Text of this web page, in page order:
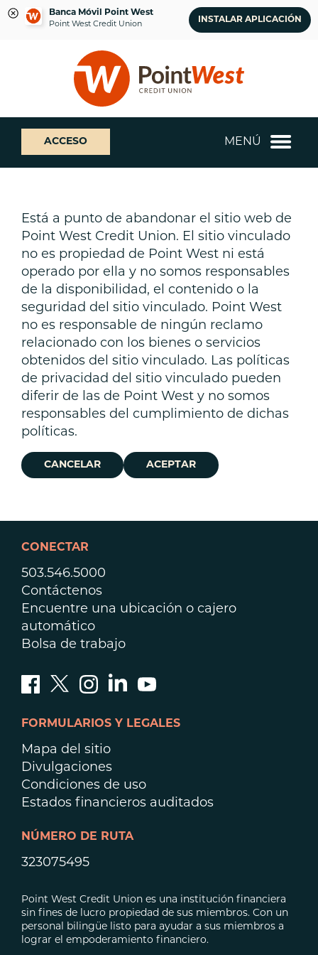
Banca Móvil Point West
Point West Credit Union
INSTALAR APLICACIÓN
sesión
banca
web
¿Qué
podemos
ayudarte
a
ACCESO MENÚ
Está a punto de abandonar el sitio web de
Point West Credit Union. El sitio vinculado
no es propiedad de Point West ni está
operado por ella y no somos responsables
de la disponibilidad, el contenido o la
seguridad del sitio vinculado. Point West
no es responsable de ningún reclamo
relacionado con los bienes o servicios
obtenidos del sitio vinculado. Las políticas
de privacidad del sitio vinculado pueden
diferir de las de Point West y no somos
responsables del cumplimiento de dichas
políticas.
CANCELAR ACEPTAR
CONECTAR
503.546.5000
Contáctenos
Encuentre una ubicación o cajero
automático
Bolsa de trabajo
FORMULARIOS Y LEGALES
Mapa del sitio
Divulgaciones
Condiciones de uso
Estados financieros auditados
NÚMERO DE RUTA
323075495
Point West Credit Union es una institución financiera
sin fines de lucro propiedad de sus miembros. Con un
personal bilingüe listo para ayudar a sus miembros a
lograr el empoderamiento financiero.